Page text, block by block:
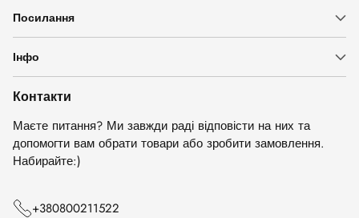
Посилання
Інфо
Контакти
Маєте питання? Ми завжди раді відповісти на них та
допомогти вам обрати товари або зробити замовлення.
Набирайте:)
+380800211522